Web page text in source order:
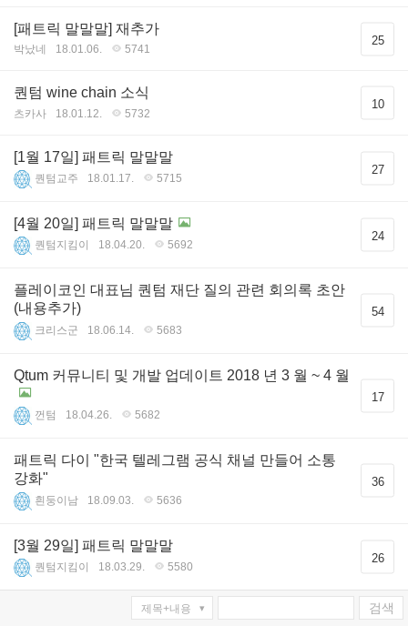
[패트릭 말말말] 재추가
박났네 18.01.06. 5741
25
퀀텀 wine chain 소식
츠카사 18.01.12. 5732
10
[1월 17일] 패트릭 말말말
퀀텀교주 18.01.17. 5715
27
[4월 20일] 패트릭 말말말
퀀텀지킴이 18.04.20. 5692
24
플레이코인 대표님 퀀텀 재단 질의 관련 회의록 초안
(내용추가)
크리스군 18.06.14. 5683
54
Qtum 커뮤니티 및 개발 업데이트 2018 년 3 월 ~ 4 월
껀텀 18.04.26. 5682
17
패트릭 다이 "한국 텔레그램 공식 채널 만들어 소통
강화"
흰둥이남 18.09.03. 5636
36
[3월 29일] 패트릭 말말말
퀀텀지킴이 18.03.29. 5580
26
검색